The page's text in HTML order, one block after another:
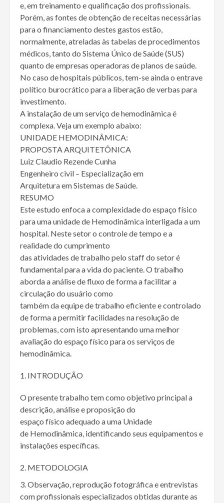
e, em treinamento e qualificação dos profissionais.
Porém, as fontes de obtenção de receitas necessárias
para o financiamento destes gastos estão,
normalmente, atreladas às tabelas de procedimentos
médicos, tanto do Sistema Único de Saúde (SUS)
quanto de empresas operadoras de planos de saúde.
No caso de hospitais públicos, tem-se ainda o entrave
político burocrático para a liberação de verbas para
investimento.
A instalação de um serviço de hemodinâmica é
complexa. Veja um exemplo abaixo:
UNIDADE HEMODINÂMICA:
PROPOSTA ARQUITETÔNICA
Luiz Claudio Rezende Cunha
Engenheiro civil – Especialização em
Arquitetura em Sistemas de Saúde.
RESUMO
Este estudo enfoca a complexidade do espaço físico
para uma unidade de Hemodinâmica interligada a um
hospital. Neste setor o controle de tempo e a
realidade do cumprimento
das atividades de trabalho pelo staff do setor é
fundamental para a vida do paciente. O trabalho
aborda a análise de fluxo de forma a facilitar a
circulação do usuário como
também da equipe de trabalho eficiente e controlado
de forma a permitir facilidades na resolução de
problemas, com isto apresentando uma melhor
avaliação do espaço físico para os serviços de
hemodinâmica.
INTRODUÇÃO
O presente trabalho tem como objetivo principal a
descrição, análise e proposição do
espaço físico adequado a uma Unidade
de Hemodinâmica, identificando seus equipamentos e
instalações específicas.
METODOLOGIA
Observação, reprodução fotográfica e entrevistas
com profissionais especializados obtidas durante as